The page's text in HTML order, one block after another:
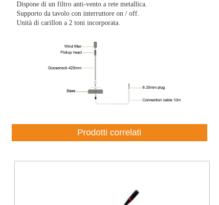
Dispone di un filtro anti-vento a rete metallica.
Supporto da tavolo con interruttore on / off.
Unità di carillon a 2 toni incorporata.
Prodotti correlati